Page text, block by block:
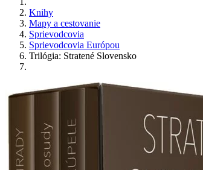
Knihy
Mapy a cestovanie
Sprievodcovia
Sprievodcovia Európou
Trilógia: Stratené Slovensko